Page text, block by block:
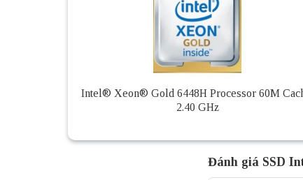
Intel® Xeon® Gold 6448H Processor 60M
2.40 GHz
Đánh giá SSD